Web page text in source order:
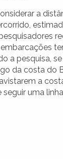
a
a pesquisa,
da costa do
a
uma